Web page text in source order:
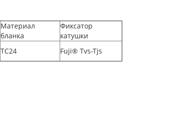
Материал
бланка
Фиксатор
катушки
TC24 Fuji® Tvs-Tjs